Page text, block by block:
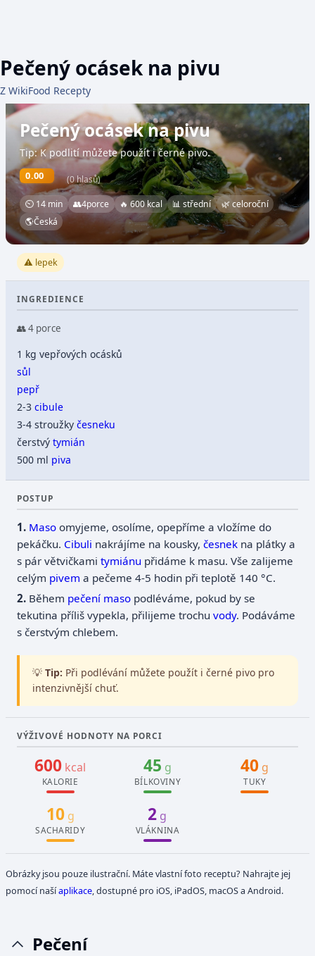
Pečený ocásek na pivu
Z WikiFood Recepty
Pečený ocásek na pivu
Tip: K podlití můžete použít i černé pivo.
0.00 (0 hlasů)
⏲ 14 min 👥4porce 🔥 600 kcal 📊 střední
🌿 celoroční
🌎Česká
⚠️ lepek
INGREDIENCE
👥 4 porce
1 kg vepřových ocásků
sůl
pepř
2-3cibule
3-4 stroužkyčesneku
čerstvýtymián
500 ml piva
POSTUP
Maso omyjeme, osolíme, opepříme a vložíme do
pekáčku. Cibuli nakrájíme na kousky,česnek na plátky a
s pár větvičkamitymiánu přidáme k masu. Vše zalijeme
celým pivem a pečeme 4-5 hodin při teplotě 140 °C.
Během pečení maso podléváme, pokud by se
tekutina příliš vypekla, přilijeme trochuvody. Podáváme
s čerstvým chlebem.
💡 Tip: Při podlévání můžete použít i černé pivo pro
intenzivnější chuť.
VÝŽIVOVÉ HODNOTY NA PORCI
600 kcal
KALORIE
45 g
BÍLKOVINY
40 g
TUKY
10g
SACHARIDY
2 g
VLÁKNINA
Obrázky jsou pouze ilustrační. Máte vlastní foto receptu? Nahrajte jej
pomocí našíaplikace, dostupné pro iOS, iPadOS, macOS a Android.
Pečení